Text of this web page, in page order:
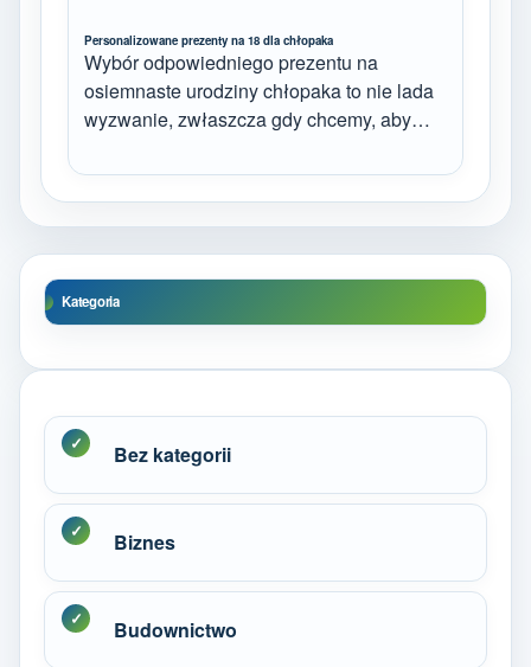
Personalizowane prezenty na 18 dla chłopaka
Wybór odpowiedniego prezentu na
osiemnaste urodziny chłopaka to nie lada
wyzwanie, zwłaszcza gdy chcemy, aby…
Kategoria
Bez kategorii
Biznes
Budownictwo